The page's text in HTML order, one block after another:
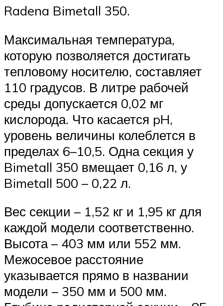
Radena Bimetall 350.
Максимальная температура,
которую позволяется достигать
тепловому носителю, составляет
110 градусов. В литре рабочей
среды допускается 0,02 мг
кислорода. Что касается pH,
уровень величины колеблется в
пределах 6–10,5. Одна секция у
Bimetall 350 вмещает 0,16 л, у
Bimetall 500 – 0,22 л.
Вес секции – 1,52 кг и 1,95 кг для
каждой модели соответственно.
Высота – 403 мм или 552 мм.
Межосевое расстояние
указывается прямо в названии
модели – 350 мм и 500 мм.